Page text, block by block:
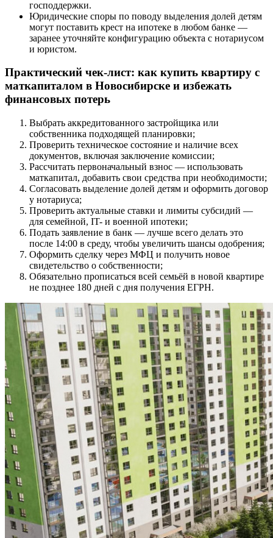
господдержки.
Юридические споры по поводу выделения долей детям
могут поставить крест на ипотеке в любом банке —
заранее уточняйте конфигурацию объекта с нотариусом
и юристом.
Практический чек-лист: как купить квартиру с
маткапиталом в Новосибирске и избежать
финансовых потерь
Выбрать аккредитованного застройщика или
собственника подходящей планировки;
Проверить техническое состояние и наличие всех
документов, включая заключение комиссии;
Рассчитать первоначальный взнос — использовать
маткапитал, добавить свои средства при необходимости;
Согласовать выделение долей детям и оформить договор
у нотариуса;
Проверить актуальные ставки и лимиты субсидий —
для семейной, IT- и военной ипотеки;
Подать заявление в банк — лучше всего делать это
после 14:00 в среду, чтобы увеличить шансы одобрения;
Оформить сделку через МФЦ и получить новое
свидетельство о собственности;
Обязательно прописаться всей семьёй в новой квартире
не позднее 180 дней с дня получения ЕГРН.